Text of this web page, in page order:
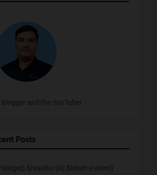
Blogger and the YouTuber
Posts
$results={4} $label={recent}